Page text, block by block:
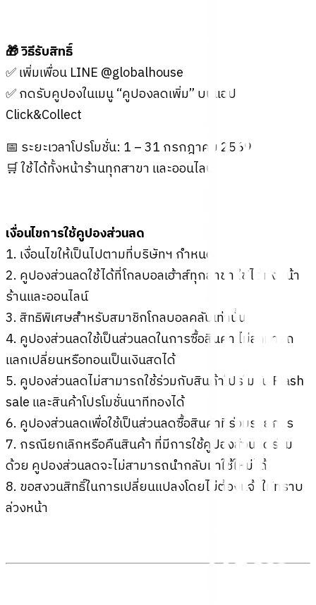
🎁 วิธีรับสิทธิ์
✅ เพิ่มเพื่อน LINE @globalhouse
✅ กดรับคูปองในเมนู “คูปองลดเพิ่ม” บนแอป
Click&Collect
📅 ระยะเวลาโปรโมชั่น: 1 – 31 กรกฎาคม 2569
🛒 ใช้ได้ทั้งหน้าร้านทุกสาขา และออนไลน์
เงื่อนไขการใช้คูปองส่วนลด
1. เงื่อนไขให้เป็นไปตามที่บริษัทฯ กำหนด
2. คูปองส่วนลดใช้ได้ที่โกลบอลเฮ้าส์ทุกสาขา ใช้ได้ทั้งหน้า
ร้านและออนไลน์
3. สิทธิพิเศษสำหรับสมาชิกโกลบอลคลับเท่านั้น
4. คูปองส่วนลดใช้เป็นส่วนลดในการซื้อสินค้า ไม่สามารถ
แลกเปลี่ยนหรือทอนเป็นเงินสดได้
5. คูปองส่วนลดไม่สามารถใช้ร่วมกับสินค้าโปรโมชั่น Flash
sale และสินค้าโปรโมชั่นนาทีทองได้
6. คูปองส่วนลดเพื่อใช้เป็นส่วนลดซื้อสินค้าที่ร่วมรายการ
7. กรณียกเลิกหรือคืนสินค้า ที่มีการใช้คูปองส่วนลดร่วม
ด้วย คูปองส่วนลดจะไม่สามารถนำกลับมาใช้ใหม่ได้
8. ขอสงวนสิทธิ์ในการเปลี่ยนแปลงโดยไม่ต้องแจ้งให้ทราบ
ล่วงหน้า